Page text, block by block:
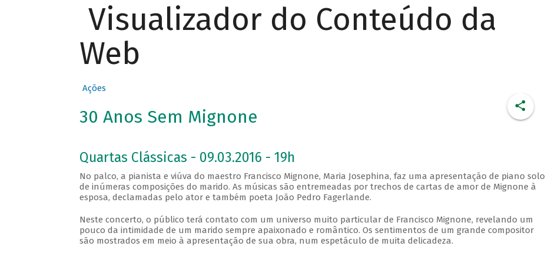
Visualizador do Conteúdo da
Web
Ações
30 Anos Sem Mignone
Quartas Clássicas - 09.03.2016 - 19h
No palco, a pianista e viúva do maestro Francisco Mignone, Maria Josephina, faz uma apresentação de piano solo
de inúmeras composições do marido. As músicas são entremeadas por trechos de cartas de amor de Mignone à
esposa, declamadas pelo ator e também poeta João Pedro Fagerlande.
Neste concerto, o público terá contato com um universo muito particular de Francisco Mignone, revelando um
pouco da intimidade de um marido sempre apaixonado e romântico. Os sentimentos de um grande compositor
são mostrados em meio à apresentação de sua obra, num espetáculo de muita delicadeza.